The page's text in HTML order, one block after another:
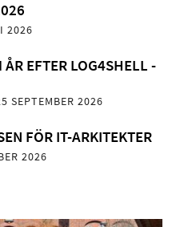
2026
ÅR EFTER LOG4SHELL -
SEPTEMBER 2026
FÖR IT-ARKITEKTER
2026